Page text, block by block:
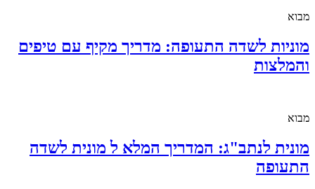
מבוא
מוניות לשדה התעופה: מדריך מקיף עם טיפים
והמלצות
מבוא
מונית לנתב"ג: המדריך המלא ל מונית לשדה
התעופה